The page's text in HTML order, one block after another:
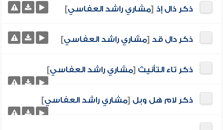
ذكر ذال إذ [مشاري راشد العفاسي]
ذكر دال قد [مشاري راشد العفاسي]
ذكر تاء التأنيث [مشاري راشد العفاسي]
ذكر لام هل وبل [مشاري راشد العفاسي]